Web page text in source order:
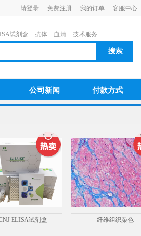
请登录 免费注册 我的订单 客服中心
试剂盒 抗体 血清 技术服务
公司新闻 付款方式
ELISA试剂盒 纤维组织染色